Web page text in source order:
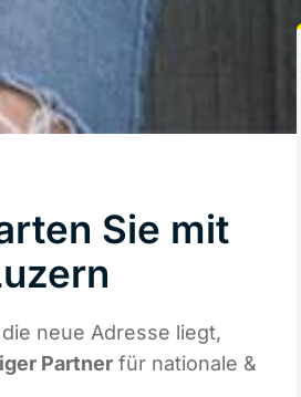
Sie mit
neue Adresse liegt,
Partner für nationale &